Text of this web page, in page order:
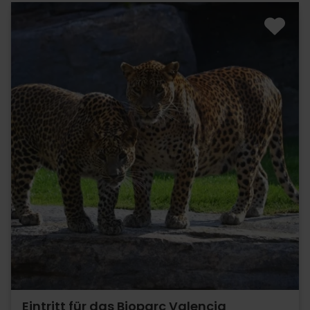
Eintritt für das Bioparc Valencia